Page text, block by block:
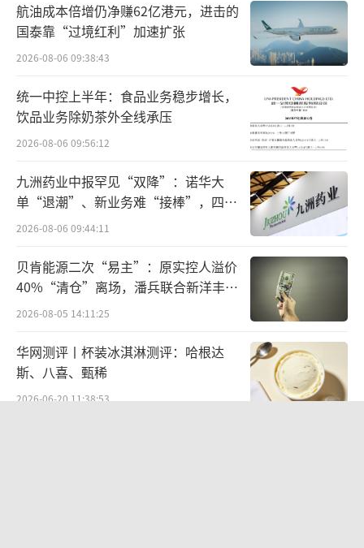
航油成本倍增仍净赚62亿港元，进击的
国泰靠“过境红利”加速扩张
2026-08-06 09:38:43
统一中控上半年：食品业务稳步增长，
饮品业务除奶茶外全线承压
2026-08-06 09:56:12
九洲药业中报罕见“双降”：诺华大
单“退潮”、新业务难“接棒”，四大
难关待闯
2026-08-06 09:44:11
贝肯能源二次“易主”：原实控人溢价
40%“清仓”离场，潘兵联合新洋丰、
宏科百世拟入主
2026-08-05 14:11:25
华网测评丨杯装冰淇淋测评：哈根达
斯、八喜、甄稀
2026-06-20 11:38:53